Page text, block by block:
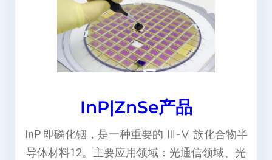
InP|ZnSe产品
InP 即磷化铟，是一种重要的 Ⅲ-Ⅴ 族化合物半
导体材料12。主要应用领域：光通信领域、光